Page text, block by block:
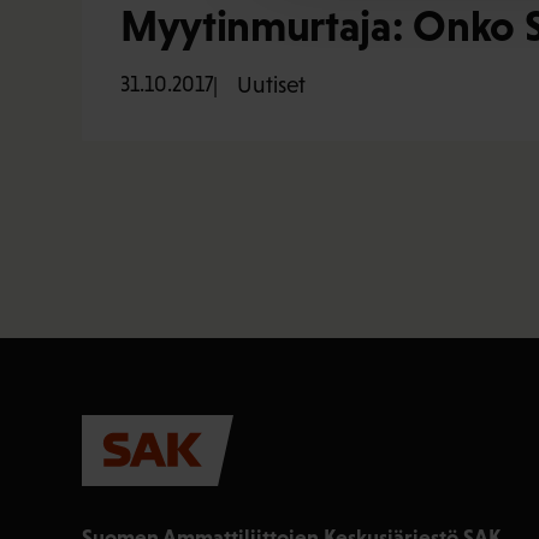
Myytinmurtaja: Onko
31.10.2017 Uutiset